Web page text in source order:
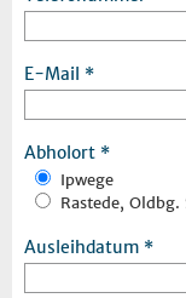
E-Mail
Abholort
Ipwege
Rastede, Oldbg.
Ausleihdatum